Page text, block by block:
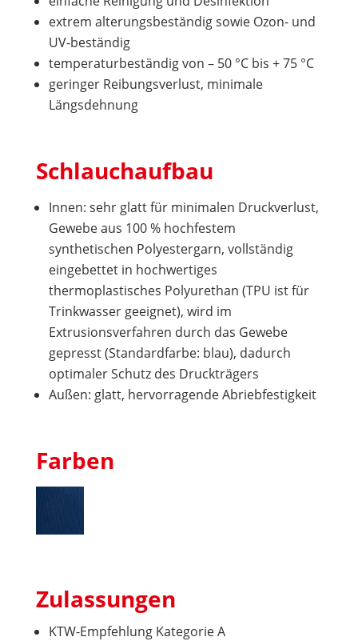
extrem alterungsbeständig sowie Ozon- und
UV-beständig
temperaturbeständig von – 50 °C bis + 75 °C
geringer Reibungsverlust, minimale
Längsdehnung
Schlauchaufbau
Innen: sehr glatt für minimalen Druckverlust,
Gewebe aus 100 % hochfestem
synthetischen Polyestergarn, vollständig
eingebettet in hochwertiges
thermoplastisches Polyurethan (TPU ist für
Trinkwasser geeignet), wird im
Extrusionsverfahren durch das Gewebe
gepresst (Standardfarbe: blau), dadurch
optimaler Schutz des Druckträgers
Außen: glatt, hervorragende Abriebfestigkeit
Farben
Zulassungen
KTW-Empfehlung Kategorie A